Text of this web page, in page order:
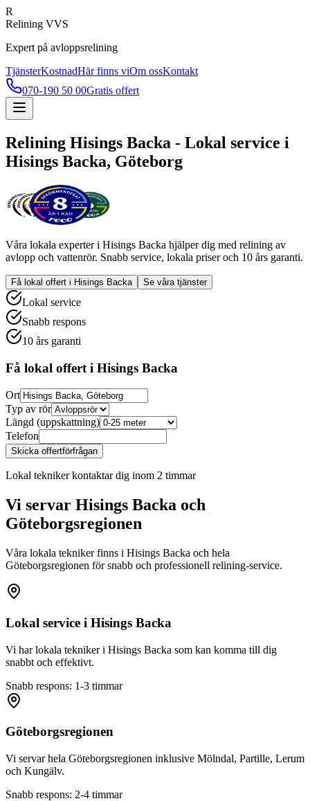
R
Relining VVS
Expert på avloppsrelining
TjänsterKostnadHär finns viOm ossKontakt
070-190 50 00Gratis offert
Relining Hisings Backa - Lokal service i
Hisings Backa, Göteborg
Våra lokala experter i Hisings Backa hjälper dig med relining av
avlopp och vattenrör. Snabb service, lokala priser och 10 års garanti.
Få lokal offert i Hisings Backa Se våra tjänster
Lokal service
Snabb respons
10 års garanti
Få lokal offert i Hisings Backa
Ort
Typ av rör
Längd (uppskattning)
Telefon
Skicka offertförfrågan
Lokal tekniker kontaktar dig inom 2 timmar
Vi servar Hisings Backa och
Göteborgsregionen
Våra lokala tekniker finns i Hisings Backa och hela
Göteborgsregionen för snabb och professionell relining-service.
Lokal service i Hisings Backa
Vi har lokala tekniker i Hisings Backa som kan komma till dig
snabbt och effektivt.
Snabb respons: 1-3 timmar
Göteborgsregionen
Vi servar hela Göteborgsregionen inklusive Mölndal, Partille, Lerum
och Kungälv.
Snabb respons: 2-4 timmar